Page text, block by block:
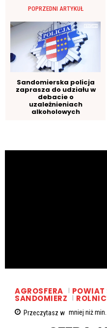
POPRZEDNI ARTYKUŁ
Sandomierska policja
zaprasza do udziału w
debacie o
uzależnieniach
alkoholowych